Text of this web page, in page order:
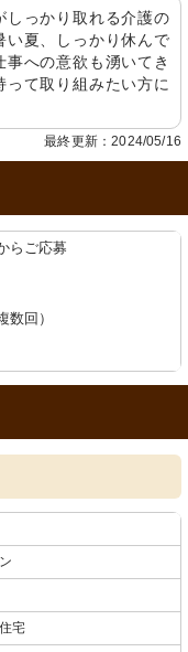
しっかり取れる介護の
い夏、しっかり休んで
事への意欲も湧いてき
って取り組みたい方に
最終更新：2024/05/16
らご応募
回）
宅